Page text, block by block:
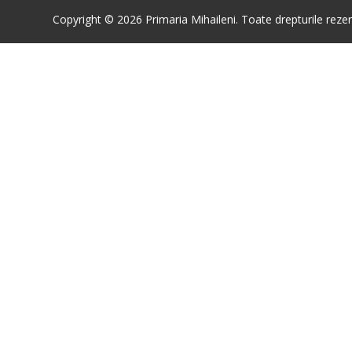
Copyright © 2026 Primaria Mihaileni. Toate drepturile